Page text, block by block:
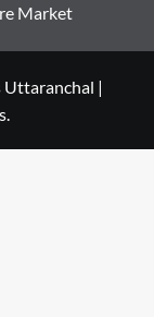
Market
Uttaranchal |